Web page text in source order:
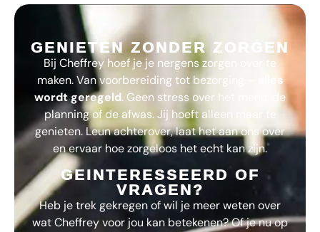
GENIETEN ZONDER ZORGEN
Bij Cheffrey hoef je je nergens zorgen over te
maken. Van voorbereiding tot bezorging –
alles
wordt geregeld. Geen stress over het menu, de
planning of de afwas. Jij hoeft alleen maar te
genieten. Leun achterover, laat het aan ons over
en ervaar hoe zorgeloos het echt kan zijn.
GEINTERESSEERD OF
VRAGEN?
Heb je trek gekregen of wil je meer weten over
watCheffreyvoor jou kan betekenen? Of je nu op